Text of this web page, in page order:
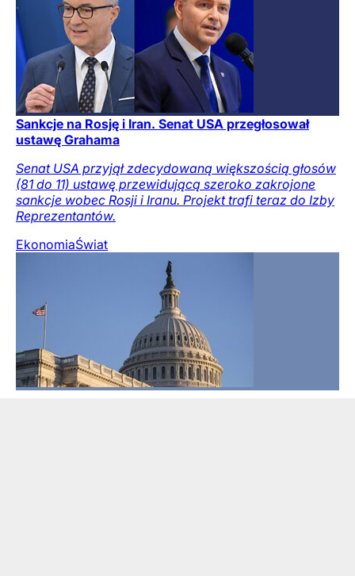
Sankcje na Rosję i Iran. Senat USA przegłosował
ustawę Grahama
Senat USA przyjął zdecydowaną większością głosów
(81 do 11) ustawę przewidującą szeroko zakrojone
sankcje wobec Rosji i Iranu. Projekt trafi teraz do Izby
Reprezentantów.
EkonomiaŚwiat